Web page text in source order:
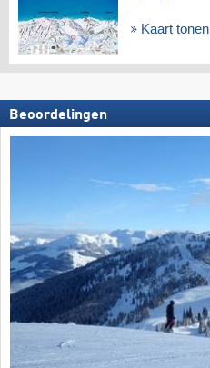
Kaart tonen
Beoordelingen